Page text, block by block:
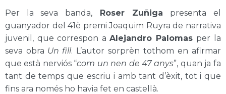
Per la seva banda, Roser Zuñiga presenta el
guanyador del 41è premi Joaquim Ruyra de narrativa
juvenil, que correspon a Alejandro Palomas per la
seva obra Un fill. L’autor sorprèn tothom en afirmar
que està nerviós “com un nen de 47 anys”, quan ja fa
tant de temps que escriu i amb tant d’èxit, tot i que
fins ara només ho havia fet en castellà.